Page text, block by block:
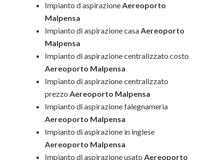
Impianto d aspirazioneAereoporto
Malpensa
Impianto di aspirazione casaAereoporto
Malpensa
Impianto di aspirazione centralizzato costo
Aereoporto Malpensa
Impianto di aspirazione centralizzato
prezzo Aereoporto Malpensa
Impianto di aspirazione falegnameria
Aereoporto Malpensa
Impianto di aspirazione in inglese
Aereoporto Malpensa
Impianto di aspirazione usato Aereoporto